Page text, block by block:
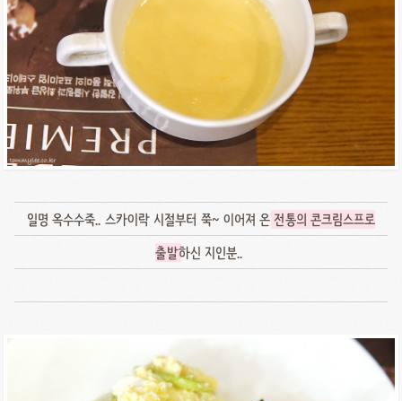
일명 옥수수죽.. 스카이락 시절부터 쭉~ 이어져 온 전통의 콘크림스프로
출발하신 지인분..